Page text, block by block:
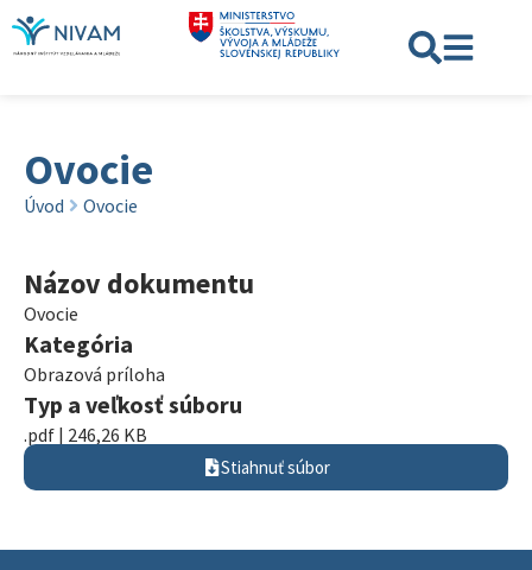
Ovocie
Úvod Ovocie
Názov dokumentu
Ovocie
Kategória
Obrazová príloha
Typ a veľkosť súboru
.pdf | 246,26 KB
Stiahnuť súbor